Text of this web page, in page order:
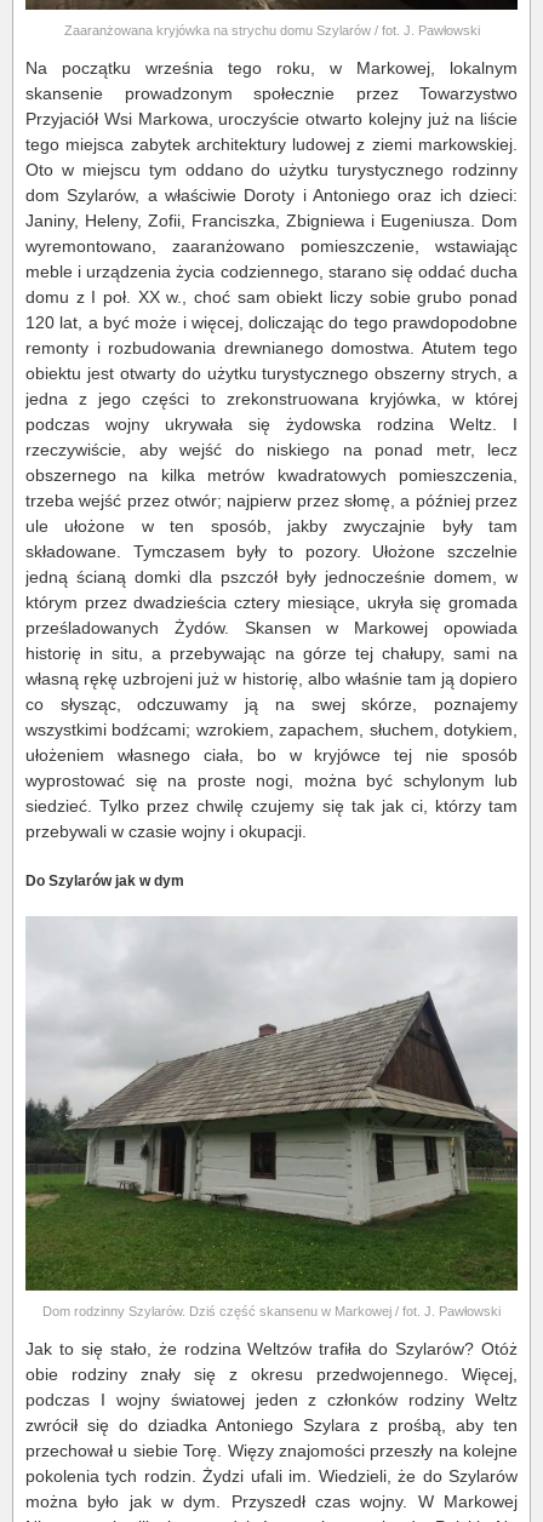
Zaaranżowana kryjówka na strychu domu Szylarów / fot. J. Pawłowski
Na początku września tego roku, w Markowej, lokalnym
skansenie prowadzonym społecznie przez Towarzystwo
Przyjaciół Wsi Markowa, uroczyście otwarto kolejny już na liście
tego miejsca zabytek architektury ludowej z ziemi markowskiej.
Oto w miejscu tym oddano do użytku turystycznego rodzinny
dom Szylarów, a właściwie Doroty i Antoniego oraz ich dzieci:
Janiny, Heleny, Zofii, Franciszka, Zbigniewa i Eugeniusza. Dom
wyremontowano, zaaranżowano pomieszczenie, wstawiając
meble i urządzenia życia codziennego, starano się oddać ducha
domu z I poł. XX w., choć sam obiekt liczy sobie grubo ponad
120 lat, a być może i więcej, doliczając do tego prawdopodobne
remonty i rozbudowania drewnianego domostwa. Atutem tego
obiektu jest otwarty do użytku turystycznego obszerny strych, a
jedna z jego części to zrekonstruowana kryjówka, w której
podczas wojny ukrywała się żydowska rodzina Weltz. I
rzeczywiście, aby wejść do niskiego na ponad metr, lecz
obszernego na kilka metrów kwadratowych pomieszczenia,
trzeba wejść przez otwór; najpierw przez słomę, a później przez
ule ułożone w ten sposób, jakby zwyczajnie były tam
składowane. Tymczasem były to pozory. Ułożone szczelnie
jedną ścianą domki dla pszczół były jednocześnie domem, w
którym przez dwadzieścia cztery miesiące, ukryła się gromada
prześladowanych Żydów. Skansen w Markowej opowiada
historię in situ, a przebywając na górze tej chałupy, sami na
własną rękę uzbrojeni już w historię, albo właśnie tam ją dopiero
co słysząc, odczuwamy ją na swej skórze, poznajemy
wszystkimi bodźcami; wzrokiem, zapachem, słuchem, dotykiem,
ułożeniem własnego ciała, bo w kryjówce tej nie sposób
wyprostować się na proste nogi, można być schylonym lub
siedzieć. Tylko przez chwilę czujemy się tak jak ci, którzy tam
przebywali w czasie wojny i okupacji.
Do Szylarów jak w dym
Dom rodzinny Szylarów. Dziś część skansenu w Markowej / fot. J. Pawłowski
Jak to się stało, że rodzina Weltzów trafiła do Szylarów? Otóż
obie rodziny znały się z okresu przedwojennego. Więcej,
podczas I wojny światowej jeden z członków rodziny Weltz
zwrócił się do dziadka Antoniego Szylara z prośbą, aby ten
przechował u siebie Torę. Więzy znajomości przeszły na kolejne
pokolenia tych rodzin. Żydzi ufali im. Wiedzieli, że do Szylarów
można było jak w dym. Przyszedł czas wojny. W Markowej